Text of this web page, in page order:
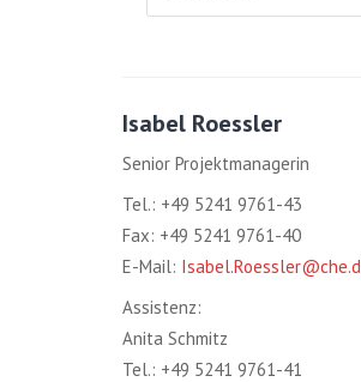
Isabel Roessler
Senior Projektmanagerin
Tel.: +49 5241 9761-43
Fax: +49 5241 9761-40
E-Mail:
Assistenz:
Anita Schmitz
Tel.: +49 5241 9761-41